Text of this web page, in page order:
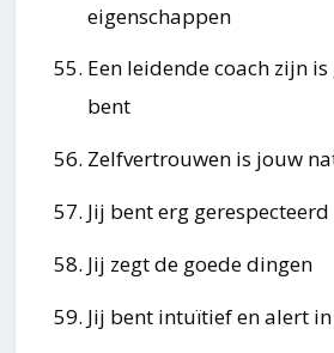
eigenschappen
Een leidende coach zijn
bent
Zelfvertrouwen is jouw
Jij bent erg gerespecteerd
Jij zegt de goede dingen
Jij bent intuïtief en alert